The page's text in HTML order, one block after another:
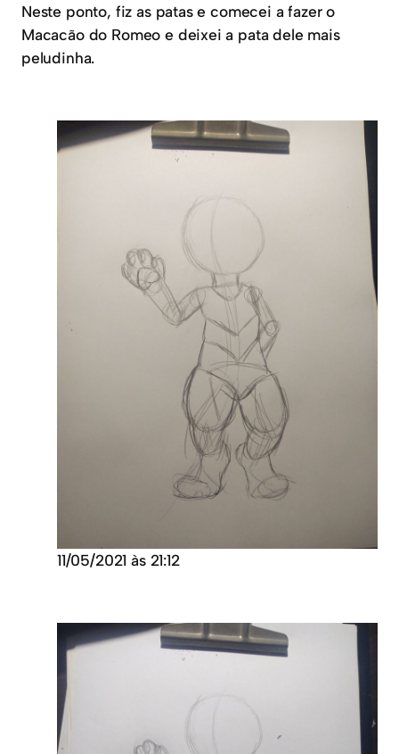
Neste ponto, fiz as patas e comecei a fazer o
Macacão do Romeo e deixei a pata dele mais
peludinha.
11/05/2021 às 21:12